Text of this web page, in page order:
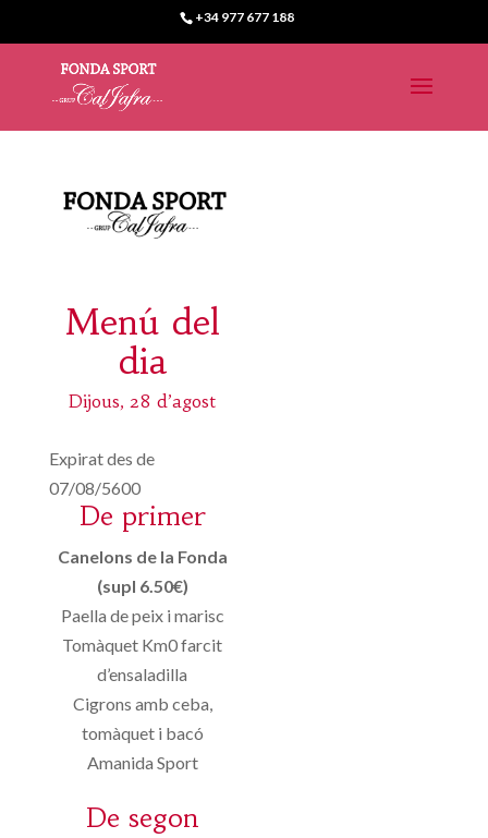
+34 977 677 188
Menú del
dia
Dijous, 28 d’agost
Expirat des de
07/08/5600
De primer
Canelons de la Fonda
(supl 6.50€)
Paella de peix i marisc
Tomàquet Km0 farcit
d’ensaladilla
Cigrons amb ceba,
tomàquet i bacó
Amanida Sport
De segon